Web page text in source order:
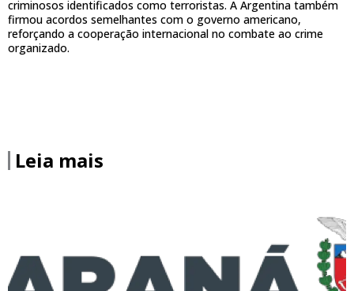
criminosos identificados como terroristas. A Argentina também
firmou acordos semelhantes com o governo americano,
reforçando a cooperação internacional no combate ao crime
organizado.
Leia mais